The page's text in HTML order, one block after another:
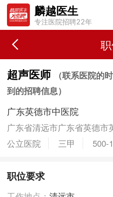
麟越医生
专注医院招聘22年
超声医师
（联系医院的
到的招聘信息）
广东英德市中医院
广东省清远市广东省英德市
公立医院
三甲 500-
职位要求